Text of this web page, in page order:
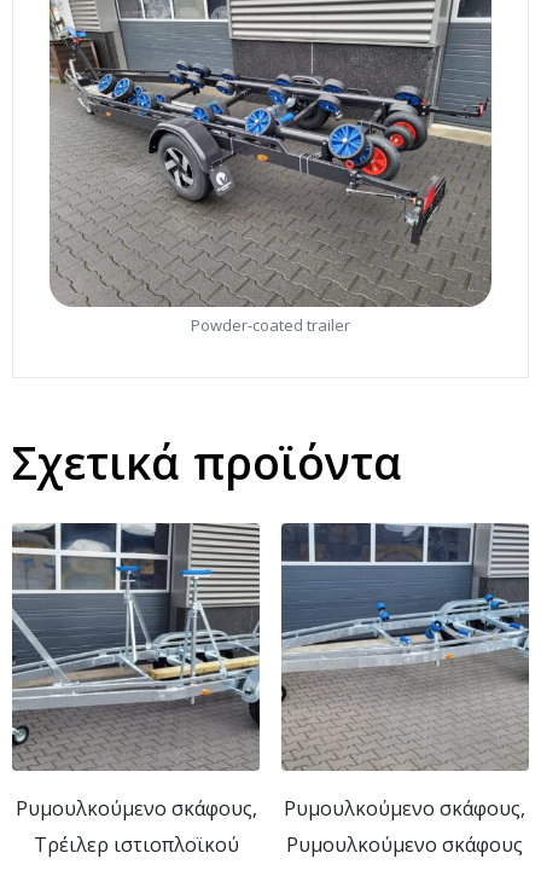
Powder-coated trailer
Σχετικά προϊόντα
Ρυμουλκούμενο σκάφους,
Τρέιλερ ιστιοπλοϊκού
Ρυμουλκούμενο σκάφους,
Ρυμουλκούμενο σκάφους